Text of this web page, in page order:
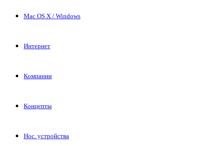
Mac OS X / Windows
Интернет
Компании
Концепты
Нос. устройства